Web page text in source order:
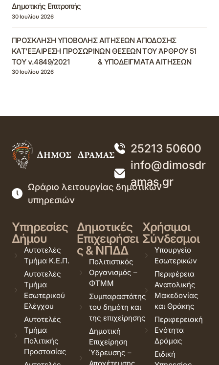
Δημοτικής Επιτροπής
30 Ιουλίου 2026
ΠΡΟΣΚΛΗΣΗ ΥΠΟΒΟΛΗΣ ΑΙΤΗΣΕΩΝ ΑΠΟΔΟΣΗΣ
ΚΑΤ’ΕΞΑΙΡΕΣΗ ΠΡΟΣΩΡΙΝΩΝ ΘΕΣΕΩΝ ΤΟΥ ΆΡΘΡΟΥ 51
ΤΟΥ ν.4849/2021 & ΥΠΟΔΕΙΓΜΑΤΑ ΑΙΤΗΣΕΩΝ
30 Ιουλίου 2026
25213 50600
info@dimosdr
amas.gr
Ωράριο λειτουργίας δημοτικών
υπηρεσιών
Υπηρεσίες
Δήμου
Αυτοτελές
Τμήμα Κ.Ε.Π.
Αυτοτελές
Τμήμα
Εσωτερικού
Ελέγχου
Αυτοτελές
Τμήμα
Πολιτικής
Προστασίας
Δημοτικές
Επιχειρήσει
ς & ΝΠΔΔ
Πολιτιστικός
Οργανισμός –
ΦΤΜΜ
Συμπαραστάτης
του δημότη και
της επιχείρησης
Δημοτική
Επιχείρηση
Ύδρευσης –
Χρήσιμοι
Σύνδεσμοι
Υπουργείο
Εσωτερικών
Περιφέρεια
Ανατολικής
Μακεδονίας
και Θράκης
Περιφερειακή
Ενότητα
Δράμας
Ειδική